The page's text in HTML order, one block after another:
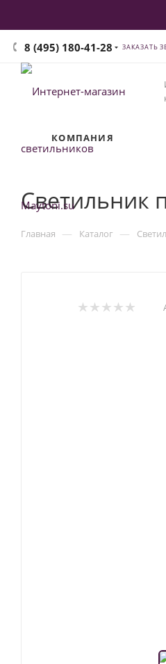
8 (495) 180-41-28 ЗАКАЗАТЬ
КОМПАНИЯ
Светильник
Главная — Каталог —